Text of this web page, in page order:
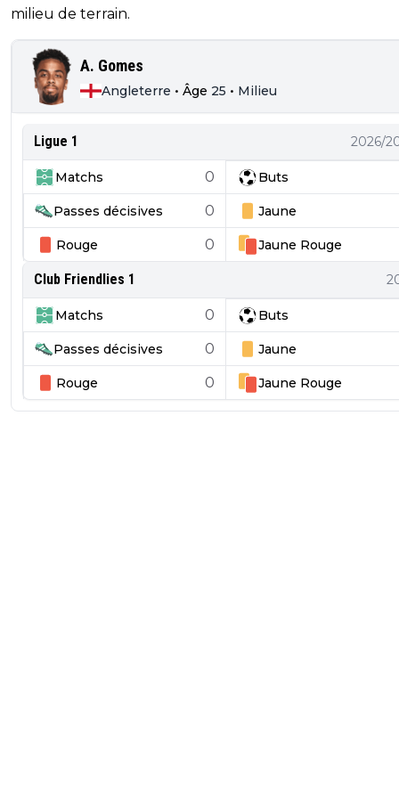
milieu de terrain.
A. Gomes
Angleterre • Âge 25 • Milieu
Ligue 1 2026/
Matchs 0 Buts
Passes décisives 0 Jaune
Rouge 0 Jaune Rouge
Club Friendlies 1
Matchs 0 Buts
Passes décisives 0 Jaune
Rouge 0 Jaune Rouge